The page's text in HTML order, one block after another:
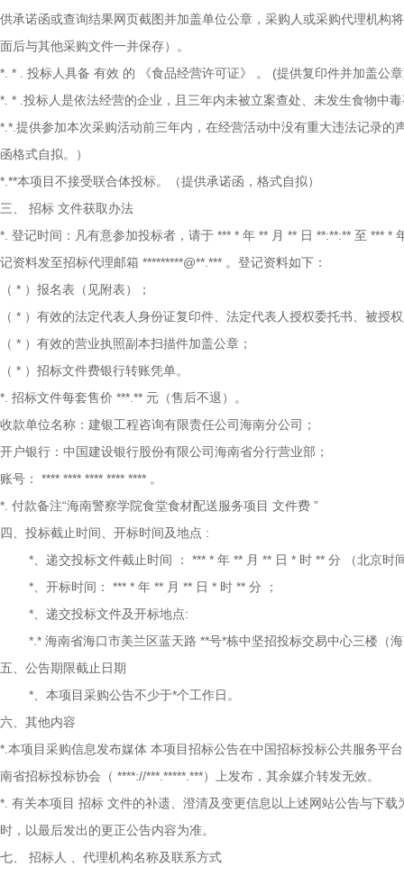
供承诺函或查询结果网页截图并加盖单位公章，采购人或采购代理机构
面后与其他采购文件一并保存）。
*. * 投标人具备 有效 的 《食品经营许可证》 。
(提供复印件并加盖公
*. * .投标人是依法经营的企业，且三年内未被立案查处、未发生食物中
*.*.提供参加本次采购活动前三年内，在经营活动中没有重大违法记录
函格式自拟。）
*.**本项目不接受联合体投标。（提供承诺函，格式自拟）
三、
招标 文件获取办法
*. 登记时间：凡有意参加投标者，请于 *** * 年 ** 月 ** 日 **:**:** 至 *** *
记资料发至招标代理邮箱 *********@**.*** 。登记资料如下：
（ * ）报名表（见附表）；
（ * ）有效的法定代表人身份证复印件、法定代表人授权委托书、被授
（ * ）有效的营业执照副本扫描件加盖公章；
（ * ）招标文件费银行转账凭单。
*. 招标文件每套售价 ***.** 元（售后不退）。
收款单位名称：建银工程咨询有限责任公司海南分公司；
开户银行：中国建设银行股份有限公司海南省分行营业部；
账号：
**** **** **** **** **** 。
*. 付款备注“海南警察学院食堂食材配送服务项目 文件费 ”
四、投标截止时间、开标时间及地点 :
*、递交投标文件截止时间
： *** * 年 ** 月 ** 日 * 时 ** 分
（北京时
*、开标时间：
*** * 年 ** 月 ** 日 * 时 ** 分
；
*、递交投标文件及开标地点:
*.* 海南省海口市美兰区蓝天路 **号*栋中坚招投标交易中心三楼（
五、公告期限截止日期
*、本项目采购公告不少于*个工作日。
六、其他内容
*.本项目采购信息发布媒体 本项目招标公告在中国招标投标公共服务平
南省招标投标协会（ ****://***.*****.***）上发布，其余媒介转发无效。
*. 有关本项目 招标 文件的补遗、澄清及变更信息以上述网站公告与下载
时，以最后发出的更正公告内容为准。
七、
招标人
、代理机构名称及联系方式